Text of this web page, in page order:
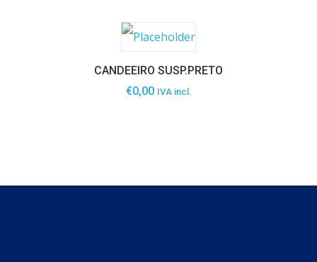
CANDEEIRO SUSP.PRETO
€0,00 IVA incl.